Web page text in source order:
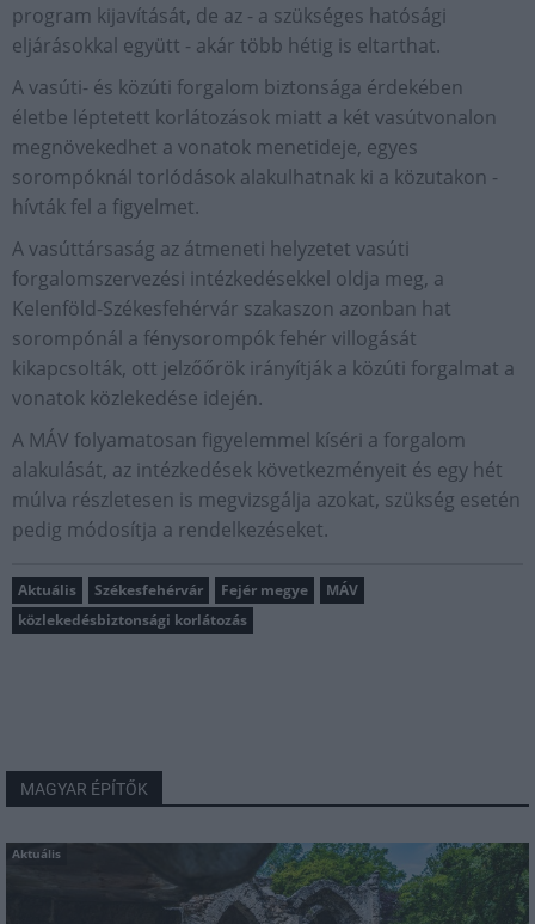
program kijavítását, de az - a szükséges hatósági
eljárásokkal együtt - akár több hétig is eltarthat.
A vasúti- és közúti forgalom biztonsága érdekében
életbe léptetett korlátozások miatt a két vasútvonalon
megnövekedhet a vonatok menetideje, egyes
sorompóknál torlódások alakulhatnak ki a közutakon -
hívták fel a figyelmet.
A vasúttársaság az átmeneti helyzetet vasúti
forgalomszervezési intézkedésekkel oldja meg, a
Kelenföld-Székesfehérvár szakaszon azonban hat
sorompónál a fénysorompók fehér villogását
kikapcsolták, ott jelzőőrök irányítják a közúti forgalmat a
vonatok közlekedése idején.
A MÁV folyamatosan figyelemmel kíséri a forgalom
alakulását, az intézkedések következményeit és egy hét
múlva részletesen is megvizsgálja azokat, szükség esetén
pedig módosítja a rendelkezéseket.
Aktuális Székesfehérvár Fejér megye
MÁV
közlekedésbiztonsági korlátozás
MAGYAR ÉPÍTŐK
Aktuális